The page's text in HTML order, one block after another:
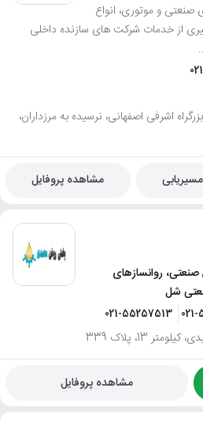
صنعتی و موتوری، انواع
از خدمات شرکت های سازنده داخلی
اباذر، بزرگراه اشرفی اصفهانی، نرسیده به مرزداران،
مسیریابی مشاهده پروفایل
روانسازهای
شل
021-55257513
مشاهده پروفایل